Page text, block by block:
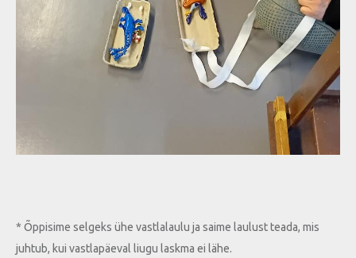
* Õppisime selgeks ühe vastlalaulu ja saime laulust teada, mis
juhtub, kui vastlapäeval liugu laskma ei lähe.